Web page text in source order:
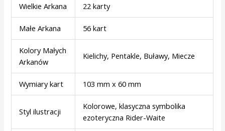
Wielkie Arkana 22 karty
Małe Arkana 56 kart
Kolory Małych
Arkanów
Kielichy, Pentakle, Buławy, Miecze
Wymiary kart 103 mm x 60 mm
Styl ilustracji
Kolorowe, klasyczna symbolika
ezoteryczna Rider-Waite